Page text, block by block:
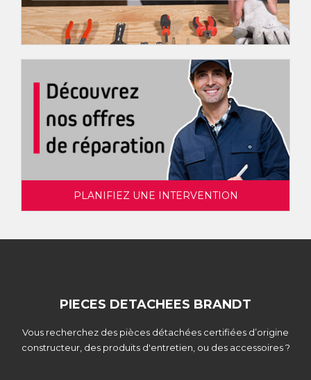
PLANIFIEZ UNE INTERVENTION
PIECES DETACHEES BRANDT
Vous recherchez des pièces détachées certifiées d’origine
constructeur, des produits d'entretien, ou des accessoires ?